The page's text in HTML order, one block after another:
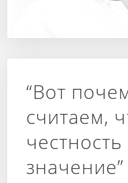
“Вот
считаем,
значение”